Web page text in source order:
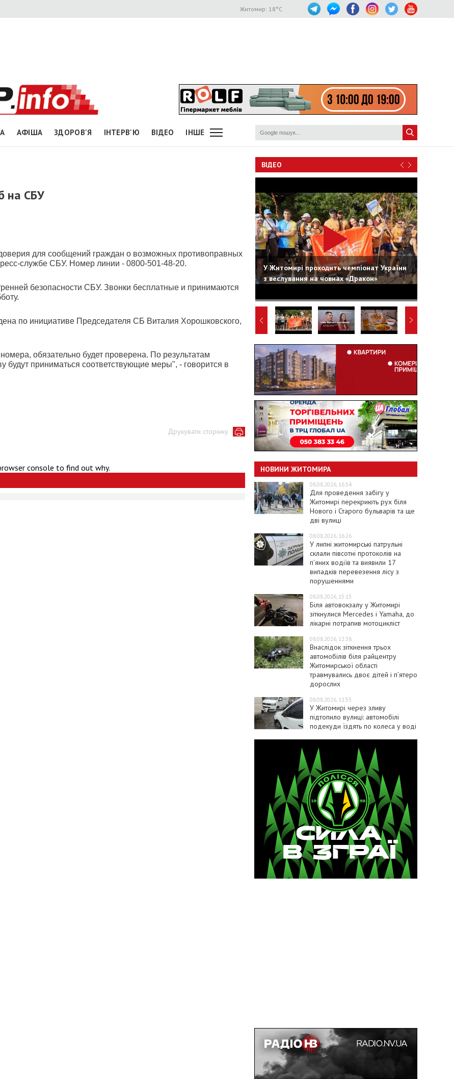
Житомир: 18°C
АФІША ЗДОРОВ'Я ІНТЕРВ'Ю ВІДЕО ІНШЕ
на СБУ
для сообщений граждан о возможных противоправных
службе СБУ. Номер линии - 0800-501-48-20.
безопасности СБУ. Звонки бесплатные и принимаются
по инициативе Председателя СБ Виталия Хорошковского,
обязательно будет проверена. По результатам
будут приниматься соответствующие меры", - говорится в
Друкувати сторінку
console to find out why.
ВІДЕО
У Житомирі проходить чемпіонат України
з веслування на човнах «Дракон»
НОВИНИ ЖИТОМИРА
08.08.2026, 16:54
Для проведення забігу у
Житомирі перекриють рух біля
Нового і Старого бульварів та ще
дві вулиці
08.08.2026, 16:26
У липні житомирські патрульні
склали півсотні протоколів на
пʼяних водіїв та виявили 17
випадків перевезення лісу з
порушеннями
08.08.2026, 15:13
Біля автовокзалу у Житомирі
зіткнулися Mercedes і Yamaha, до
лікарні потрапив мотоцикліст
08.08.2026, 12:38
Внаслідок зіткнення трьох
автомобілів біля райцентру
Житомирської області
травмувались двоє дітей і пʼятеро
дорослих
08.08.2026, 11:55
У Житомирі через зливу
підтопило вулиці: автомобілі
подекуди їздять по колеса у воді